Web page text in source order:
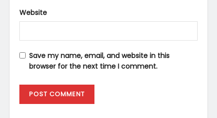
Website
Save my name, email, and website in this
browser for the next time I comment.